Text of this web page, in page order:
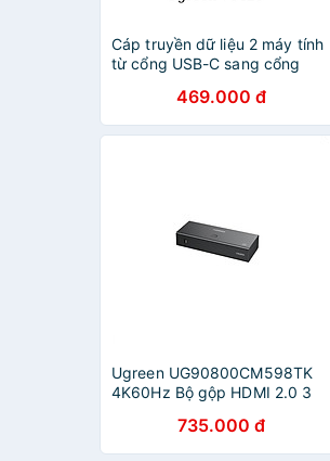
Cáp truyền dữ liệu 2 máy tính
từ cổng USB-C sang cổng
70420 (dài 2m) - Hàng chính
hãng
469.000 đ
Ugreen UG90800CM598TK
4K60Hz Bộ gộp HDMI 2.0 3
USB-C dài 1M + remote -
HÀNG CHÍNH HÃNG
735.000 đ